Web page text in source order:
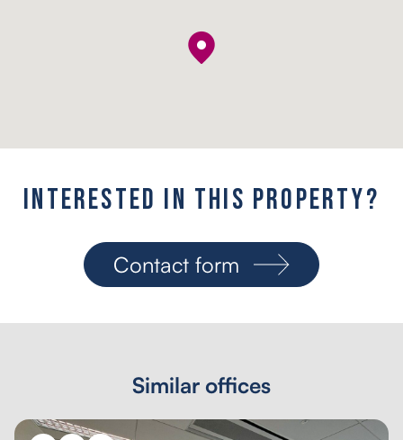
Interested in this property?
Contact form
Similar offices